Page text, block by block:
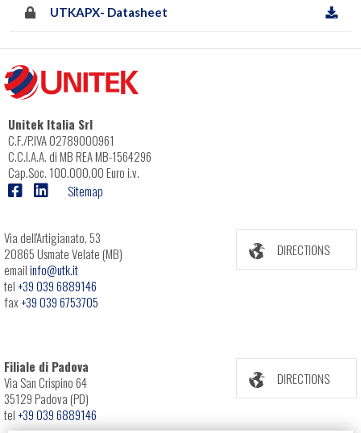
UTKAPX- Datasheet
Unitek Italia Srl
C.F./P.IVA 02789000961
C.C.I.A.A. di MB REA MB-1564296
Cap.Soc. 100.000,00 Euro i.v.
Sitemap
Via dell'Artigianato, 53
20865 Usmate Velate (MB)
emailinfo@utk.it
tel+39 039 6889146
fax+39 039 6753705
DIRECTIONS
Filiale di Padova
Via San Crispino 64
35129 Padova (PD)
tel+39 039 6889146
DIRECTIONS